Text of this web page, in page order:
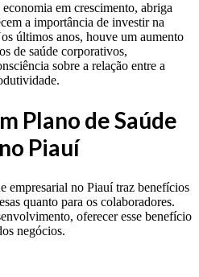
em crescimento, abriga
a importância de investir na
últimos anos, houve um aumento
de saúde corporativos,
sobre a relação entre a
Plano de Saúde
Piauí
empresarial no Piauí traz benefícios
quanto para os colaboradores.
oferecer esse benefício
negócios.